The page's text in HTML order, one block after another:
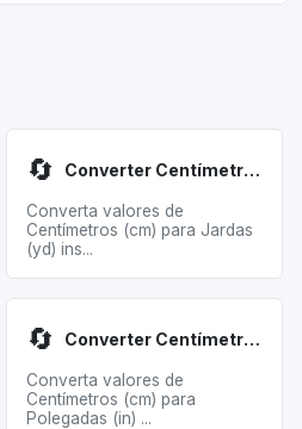
🔄 Converter Centímetros para Jardas
Converta valores de
Centímetros (cm) para Jardas
(yd) ins...
🔄 Converter Centímetros para Polegadas
Converta valores de
Centímetros (cm) para
Polegadas (in) ...